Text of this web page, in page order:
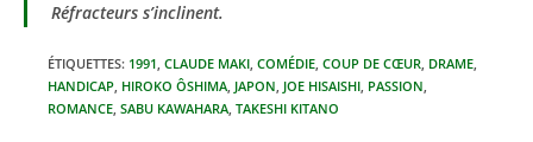
Réfracteurs s’inclinent.
ÉTIQUETTES: 1991, CLAUDE MAKI, COMÉDIE, COUP DE CŒUR, DRAME,
HANDICAP, HIROKO ÔSHIMA, JAPON, JOE HISAISHI, PASSION,
ROMANCE, SABU KAWAHARA, TAKESHI KITANO